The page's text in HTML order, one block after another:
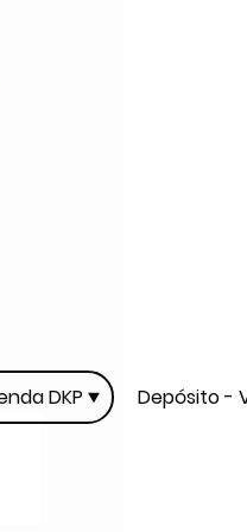
DKP Depósito -